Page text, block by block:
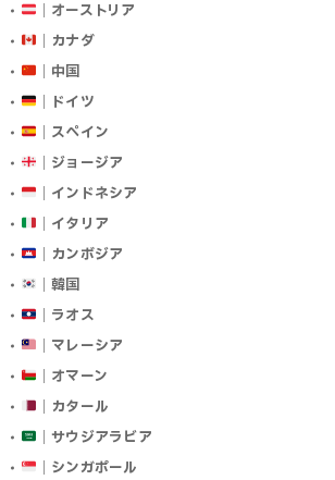
｜オーストリア
｜カナダ
｜中国
｜ドイツ
｜スペイン
｜ジョージア
｜インドネシア
｜イタリア
｜カンボジア
｜韓国
｜ラオス
｜マレーシア
｜オマーン
｜カタール
｜サウジアラビア
｜シンガポール